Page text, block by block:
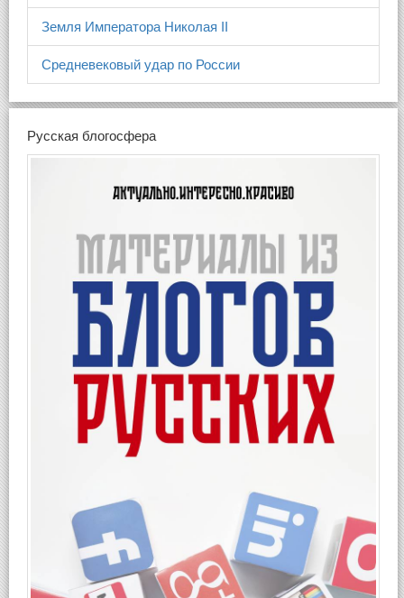
Земля Императора Николая II
Средневековый удар по России
Русская блогосфера